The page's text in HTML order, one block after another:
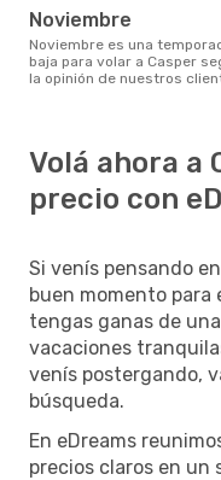
noviembre
noviembre es una temporada
baja para volar a Casper
la opinión de nuestros
Volá ahora a
precio con
Si venís pensando en
buen momento para
tengas ganas de
vacaciones
venís postergando,
búsqueda.
En eDreams
precios claros en un